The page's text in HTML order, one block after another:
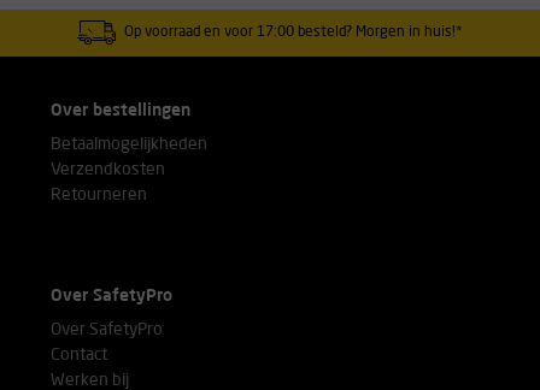
Op voorraad en voor 17:00 besteld? Morgen in huis!*
Over bestellingen
Betaalmogelijkheden
Verzendkosten
Retourneren
Over SafetyPro
Over SafetyPro
Contact
Werken bij